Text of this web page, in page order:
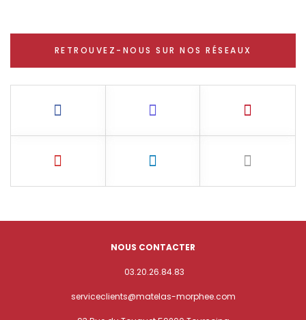
RETROUVEZ-NOUS SUR NOS RÉSEAUX
NOUS CONTACTER
03.20.26.84.83
serviceclients@matelas-morphee.com